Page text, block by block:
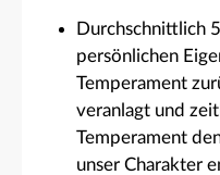
Durchschnittlich
persönlichen
Temperament
veranlagt und
Temperament
unser Charakter